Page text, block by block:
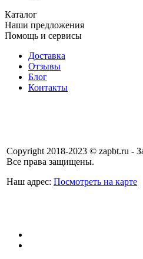
Каталог
Наши предложения
Помощь и сервисы
Доставка
Отзывы
Блог
Контакты
Copyright 2018-2023 © zapbt.ru -
Все права защищены.
Наш адрес: Посмотреть на карте